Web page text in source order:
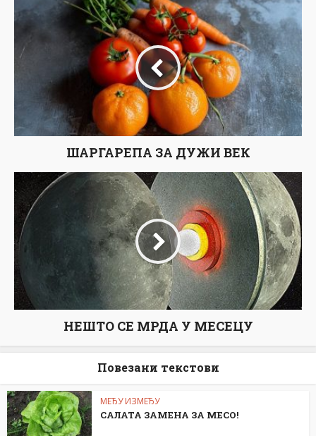
ШАРГАРЕПА ЗА ДУЖИ ВЕК
НЕШТО СЕ МРДА У МЕСЕЦУ
Повезани текстови
МЕЂУ ИЗМЕЂУ
САЛАТА ЗАМЕНА ЗА МЕСО!